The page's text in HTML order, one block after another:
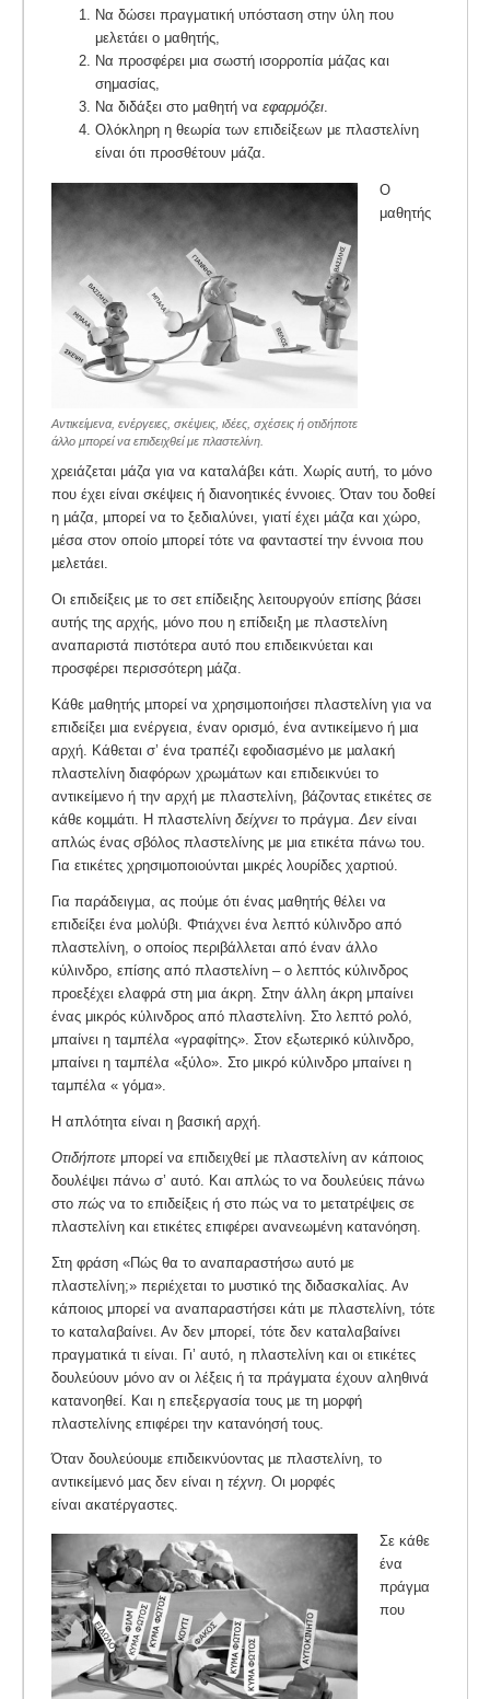
Να δώσει πραγματική υπόσταση στην ύλη που
μελετάει ο μαθητής,
Να προσφέρει μια σωστή ισορροπία μάζας και
σημασίας,
Να διδάξει στο μαθητή να εφαρμόζει.
Ολόκληρη η θεωρία των επιδείξεων με πλαστελίνη
είναι ότι προσθέτουν μάζα.
Αντικείμενα, ενέργειες, σκέψεις, ιδέες, σχέσεις ή οτιδήποτε
άλλο μπορεί να επιδειχθεί με πλαστελίνη.
Ο
μαθητής
χρειάζεται μάζα για να καταλάβει κάτι. Χωρίς αυτή, το µόνο
που έχει είναι σκέψεις ή διανοητικές έννοιες. Όταν του δοθεί
η µάζα, µπορεί να το ξεδιαλύνει, γιατί έχει µάζα και χώρο,
µέσα στον οποίο µπορεί τότε να φανταστεί την έννοια που
µελετάει.
Οι επιδείξεις µε το σετ επίδειξης λειτουργούν επίσης βάσει
αυτής της αρχής, µόνο που η επίδειξη µε πλαστελίνη
αναπαριστά πιστότερα αυτό που επιδεικνύεται και
προσφέρει περισσότερη µάζα.
Κάθε µαθητής µπορεί να χρησιµοποιήσει πλαστελίνη για να
επιδείξει µια ενέργεια, έναν ορισµό, ένα αντικείµενο ή µια
αρχή. Κάθεται σ’ ένα τραπέζι εφοδιασµένο µε µαλακή
πλαστελίνη διαφόρων χρωµάτων και επιδεικνύει το
αντικείµενο ή την αρχή µε πλαστελίνη, βάζοντας ετικέτες σε
κάθε κοµµάτι. Η πλαστελίνη δείχνει το πράγμα.Δεν είναι
απλώς ένας σβόλος πλαστελίνης με μια ετικέτα πάνω του.
Για ετικέτες χρησιµοποιούνται µικρές λουρίδες χαρτιού.
Για παράδειγµα, ας πούµε ότι ένας µαθητής θέλει να
επιδείξει ένα µολύβι. Φτιάχνει ένα λεπτό κύλινδρο από
πλαστελίνη, ο οποίος περιβάλλεται από έναν άλλο
κύλινδρο, επίσης από πλαστελίνη – ο λεπτός κύλινδρος
προεξέχει ελαφρά στη μια άκρη. Στην άλλη άκρη μπαίνει
ένας μικρός κύλινδρος από πλαστελίνη. Στο λεπτό ρολό,
μπαίνει η ταμπέλα «γραφίτης». Στον εξωτερικό κύλινδρο,
μπαίνει η ταμπέλα «ξύλο». Στο μικρό κύλινδρο μπαίνει η
ταμπέλα « γόμα».
Η απλότητα είναι η βασική αρχή.
Οτιδήποτε μπορεί να επιδειχθεί με πλαστελίνη αν κάποιος
δουλέψει πάνω σ’ αυτό. Και απλώς το να δουλεύεις πάνω
στο πώς να το επιδείξεις ή στο πώς να το μετατρέψεις σε
πλαστελίνη και ετικέτες επιφέρει ανανεωμένη κατανόηση.
Στη φράση «Πώς θα το αναπαραστήσω αυτό με
πλαστελίνη;» περιέχεται το μυστικό της διδασκαλίας. Αν
κάποιος μπορεί να αναπαραστήσει κάτι με πλαστελίνη, τότε
το καταλαβαίνει. Αν δεν μπορεί, τότε δεν καταλαβαίνει
πραγματικά τι είναι. Γι’ αυτό, η πλαστελίνη και οι ετικέτες
δουλεύουν μόνο αν οι λέξεις ή τα πράγματα έχουν αληθινά
κατανοηθεί. Και η επεξεργασία τους µε τη µορφή
πλαστελίνης επιφέρει την κατανόησή τους.
Όταν δουλεύουµε επιδεικνύοντας µε πλαστελίνη, το
αντικείµενό µας δεν είναι η τέχνη. Οι μορφές
είναι ακατέργαστες.
Σε κάθε
ένα
πράγµα
που